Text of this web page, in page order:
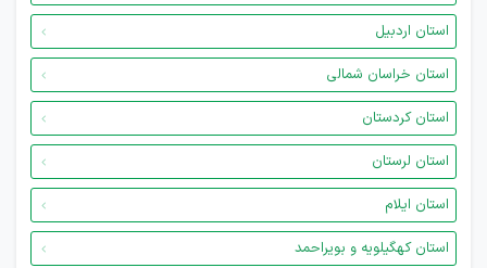
استان اردبیل
استان خراسان شمالی
استان کردستان
استان لرستان
استان ایلام
استان کهگیلویه و بویراحمد